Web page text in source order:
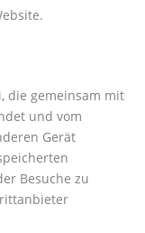
die gemeinsam mit
und vom
Gerät
Besuche zu